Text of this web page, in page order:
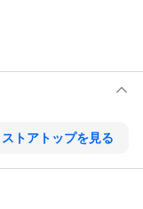
ストアトップを見る